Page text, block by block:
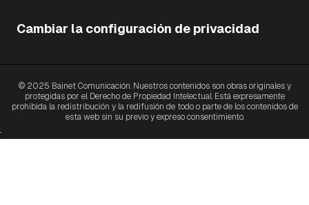
Cambiar la configuración de privacidad
© 2025 Bainet Comunicación. Nuestros contenidos son obras originales y
protegidas por el Derecho de Propiedad Intelectual. Está expresamente
prohibida la redistribución y la redifusión de todo o parte de los contenidos de
esta web sin su previo y expreso consentimiento.